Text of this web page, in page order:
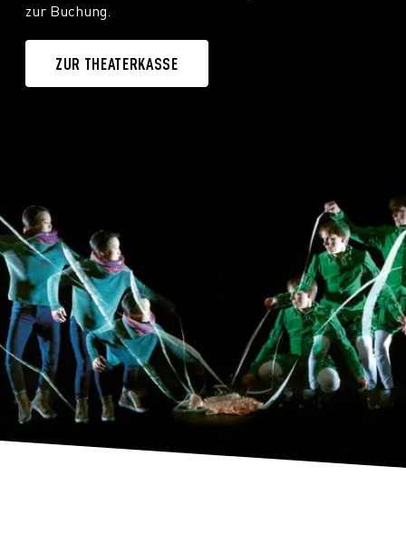
zur Buchung.
ZUR THEATERKASSE